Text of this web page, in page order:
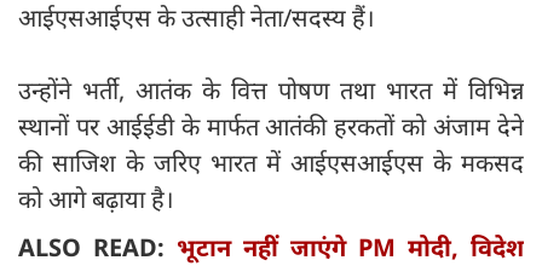
आईएसआईएस के उत्साही नेता/सदस्य हैं।
उन्होंने भर्ती, आतंक के वित्त पोषण तथा भारत में विभिन्न
स्थानों पर आईईडी के मार्फत आतंकी हरकतों को अंजाम देने
की साजिश के जरिए भारत में आईएसआईएस के मकसद
को आगे बढ़ाया है।
ALSO READ: भूटान नहीं जाएंगे PM मोदी, विदेश